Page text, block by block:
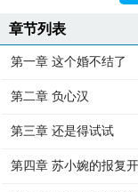
章节列表
第一章 这个婚不结了
第二章 负心汉
第三章 还是得试试
第四章 苏小婉的报复